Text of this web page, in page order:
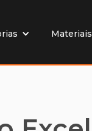
Materiais